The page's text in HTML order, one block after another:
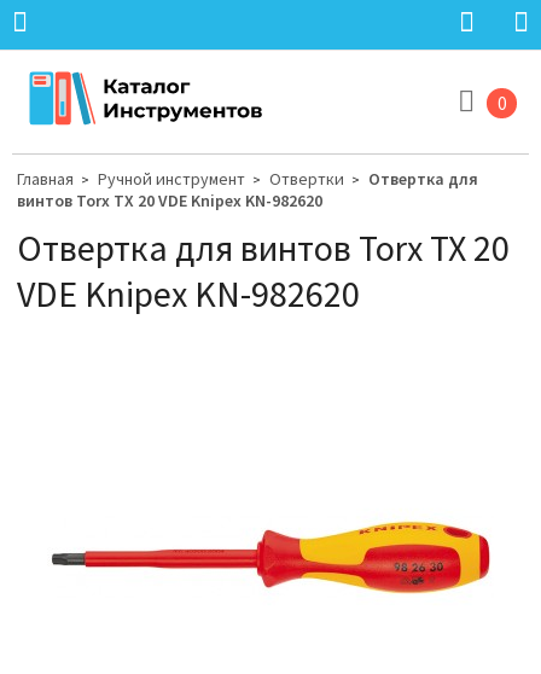
0
Главная > Ручной инструмент > Отвертки > Отвертка для
винтов Torx TX 20 VDE Knipex KN-982620
Отвертка для винтов Torx TX 20
VDE Knipex KN-982620